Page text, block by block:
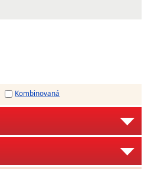
Kombinovaná